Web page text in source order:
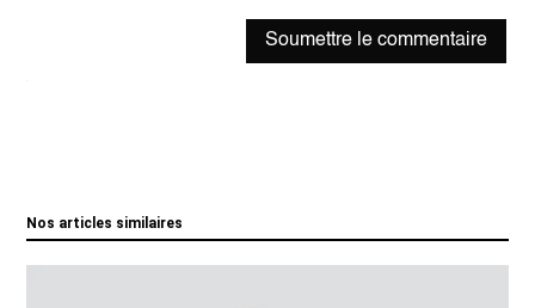
Soumettre le commentaire
Nos articles similaires